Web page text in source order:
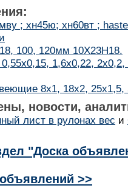
; хн45ю; хн60вт ;
100, 120мм 10Х23Н18.
1,6х0,22,
8х1, 18х2, 25х1,5,
новости,
лист в рулонах вес и
"Доска
>>